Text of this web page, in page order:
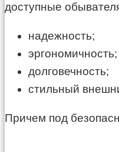
доступные
надежность;
эргономичность;
долговечность;
стильный
Причем под